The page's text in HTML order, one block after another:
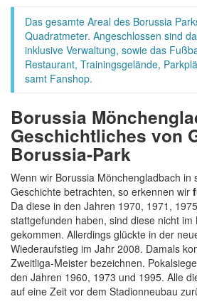
Das gesamte Areal des Borussia
Quadratmeter. Angeschlossen sind
inklusive Verwaltung, sowie das
Restaurant, Trainingsgelände,
samt Fanshop.
Borussia
Geschichtliches von
Borussia-Park
Wenn wir Borussia Mönchengladbach in
Geschichte betrachten, so erkennen wir
Da diese in den Jahren 1970, 1971,
stattgefunden haben, sind diese nicht
gekommen. Allerdings glückte in der
Wiederaufstieg im Jahr 2008. Damals
Zweitliga-Meister bezeichnen.
den Jahren 1960, 1973 und 1995. Alle
auf eine Zeit vor dem Stadionneubau